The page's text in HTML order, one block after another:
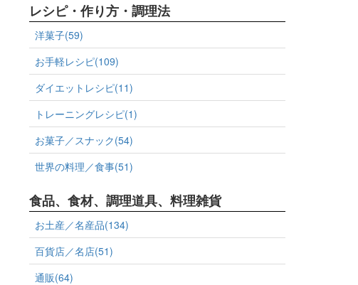
レシピ・作り方・調理法
洋菓子(59)
お手軽レシピ(109)
ダイエットレシピ(11)
トレーニングレシピ(1)
お菓子／スナック(54)
世界の料理／食事(51)
食品、食材、調理道具、料理雑貨
お土産／名産品(134)
百貨店／名店(51)
通販(64)